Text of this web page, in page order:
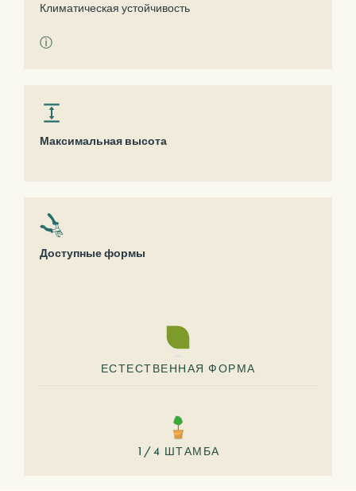
Климатическая устойчивость
ⓘ
Максимальная высота
Доступные формы
ЕСТЕСТВЕННАЯ ФОРМА
1/4 ШТАМБА